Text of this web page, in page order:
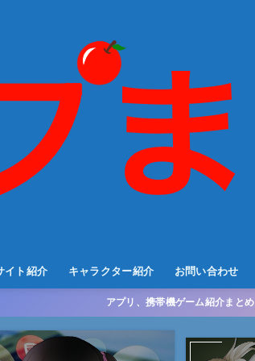
イト紹介 キャラクター紹介 お問い合わせ
アプリ、携帯機ゲーム紹介まとめ